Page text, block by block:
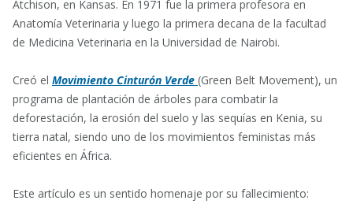
Atchison, en Kansas. En 1971 fue la primera profesora en
Anatomía Veterinaria y luego la primera decana de la facultad
de Medicina Veterinaria en la Universidad de Nairobi.
Creó el Movimiento Cinturón Verde (Green Belt Movement), un
programa de plantación de árboles para combatir la
deforestación, la erosión del suelo y las sequías en Kenia, su
tierra natal, siendo uno de los movimientos feministas más
eficientes en África.
Este artículo es un sentido homenaje por su fallecimiento: